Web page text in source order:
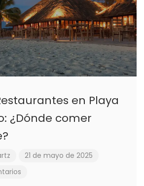
en Playa
¿Dónde comer
21 de mayo de 2025